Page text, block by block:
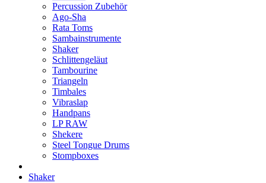
Percussion Zubehör
Ago-Sha
Rata Toms
Sambainstrumente
Shaker
Schlittengeläut
Tambourine
Triangeln
Timbales
Vibraslap
Handpans
LP RAW
Shekere
Steel Tongue Drums
Stompboxes
Shaker